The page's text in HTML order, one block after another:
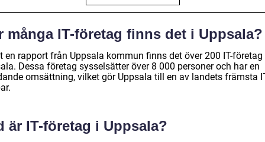
många IT-företag finns det i Uppsala?
en rapport från Uppsala kommun finns det över 200 IT-företag
Dessa företag sysselsätter över 8 000 personer och har en
omsättning, vilket gör Uppsala till en av landets främsta
är IT-företag i Uppsala?